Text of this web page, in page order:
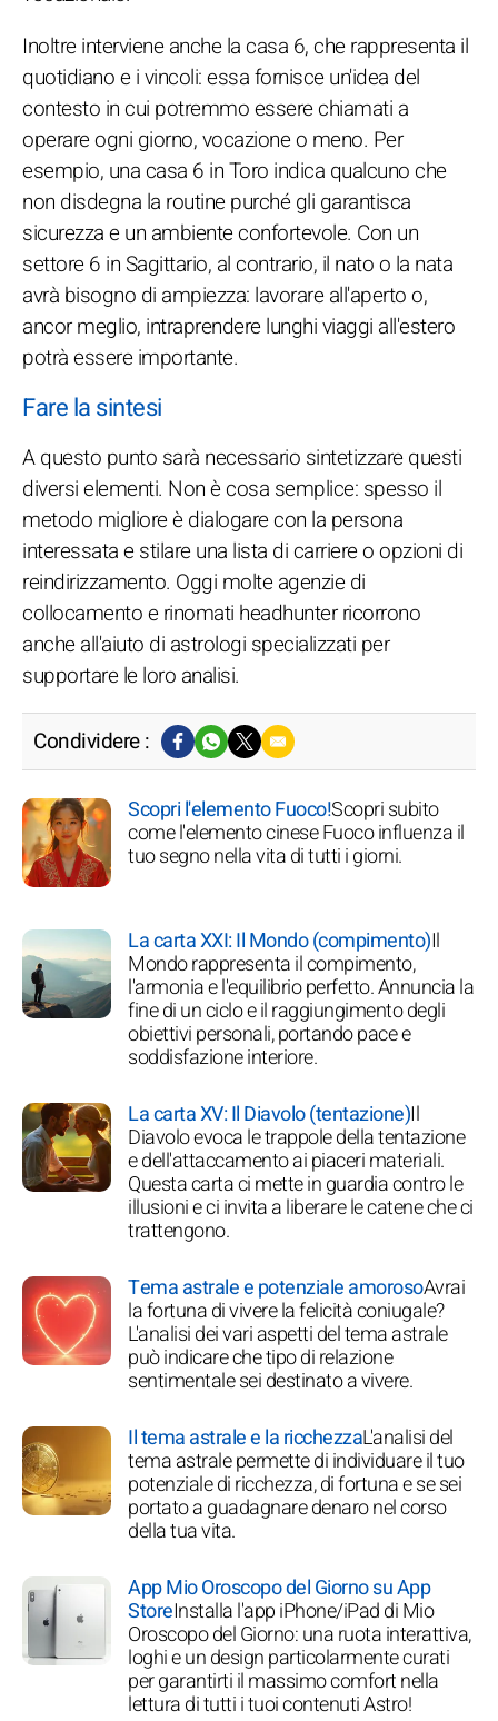
Inoltre interviene anche la casa 6, che rappresenta il
quotidiano e i vincoli: essa fornisce un'idea del
contesto in cui potremmo essere chiamati a
operare ogni giorno, vocazione o meno. Per
esempio, una casa 6 in Toro indica qualcuno che
non disdegna la routine purché gli garantisca
sicurezza e un ambiente confortevole. Con un
settore 6 in Sagittario, al contrario, il nato o la nata
avrà bisogno di ampiezza: lavorare all'aperto o,
ancor meglio, intraprendere lunghi viaggi all'estero
potrà essere importante.
Fare la sintesi
A questo punto sarà necessario sintetizzare questi
diversi elementi. Non è cosa semplice: spesso il
metodo migliore è dialogare con la persona
interessata e stilare una lista di carriere o opzioni di
reindirizzamento. Oggi molte agenzie di
collocamento e rinomati headhunter ricorrono
anche all'aiuto di astrologi specializzati per
supportare le loro analisi.
Condividere :
Scopri l'elemento Fuoco!Scopri subito
come l'elemento cinese Fuoco influenza il
tuo segno nella vita di tutti i giorni.
La carta XXI: Il Mondo (compimento)Il
Mondo rappresenta il compimento,
l'armonia e l'equilibrio perfetto. Annuncia la
fine di un ciclo e il raggiungimento degli
obiettivi personali, portando pace e
soddisfazione interiore.
La carta XV: Il Diavolo (tentazione)Il
Diavolo evoca le trappole della tentazione
e dell'attaccamento ai piaceri materiali.
Questa carta ci mette in guardia contro le
illusioni e ci invita a liberare le catene che ci
trattengono.
Tema astrale e potenziale amorosoAvrai
la fortuna di vivere la felicità coniugale?
L'analisi dei vari aspetti del tema astrale
può indicare che tipo di relazione
sentimentale sei destinato a vivere.
Il tema astrale e la ricchezzaL'analisi del
tema astrale permette di individuare il tuo
potenziale di ricchezza, di fortuna e se sei
portato a guadagnare denaro nel corso
della tua vita.
App Mio Oroscopo del Giorno su App
StoreInstalla l'app iPhone/iPad di Mio
Oroscopo del Giorno: una ruota interattiva,
loghi e un design particolarmente curati
per garantirti il massimo comfort nella
lettura di tutti i tuoi contenuti Astro!